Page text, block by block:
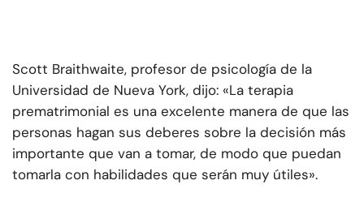
Scott Braithwaite, profesor de psicología de la
Universidad de Nueva York, dijo: «La terapia
prematrimonial es una excelente manera de que las
personas hagan sus deberes sobre la decisión más
importante que van a tomar, de modo que puedan
tomarla con habilidades que serán muy útiles».